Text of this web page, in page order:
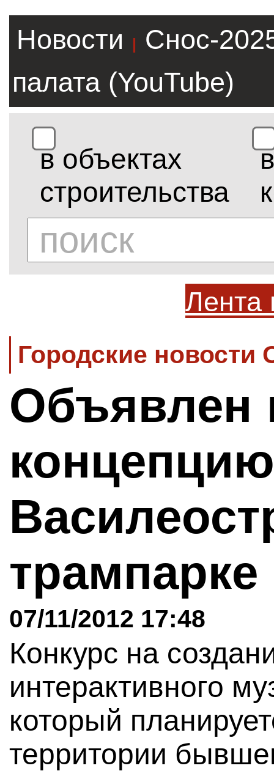
Новости |
Снос-
палата (YouTube)
в объектах
строительства
в
Лента
Городские новости
Объявлен
трампарке
07/11/2012 17:48
Конкурс на
интерактивного
который
территории